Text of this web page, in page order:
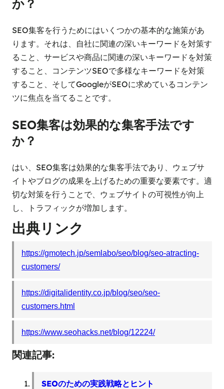
か？
SEO集客を行うためにはいくつかの基本的な施策があ
ります。それは、自社に関連の深いキーワードを対策す
ること、サービスや商品に関連の深いキーワードを対策
すること、コンテンツSEOで多様なキーワードを対策
すること、そしてGoogleがSEOに求めているコンテン
ツに焦点を当てることです。
SEO集客は効果的な集客手法です
か？
はい、SEO集客は効果的な集客手法であり、ウェブサ
イトやブログの成果を上げるための重要な要素です。適
切な対策を行うことで、ウェブサイトの可視性が向上
し、トラフィックが増加します。
出典リンク
https://gmotech.jp/semlabo/seo/blog/seo-atracting-
customers/
https://digitalidentity.co.jp/blog/seo/seo-
customers.html
https://www.seohacks.net/blog/12224/
関連記事:
SEOのための実践戦略とヒント